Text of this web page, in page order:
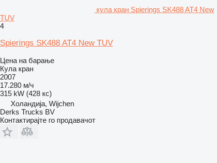
кула кран Spierings SK488 AT4 New
TUV
4
Spierings SK488 AT4 New TUV
Цена на барање
Кула кран
2007
17.280 м/ч
315 kW (428 кс)
Холандија, Wijchen
Derks Trucks BV
Контактирајте го продавачот